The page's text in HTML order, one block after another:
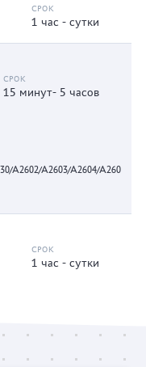
1 час - сутки
15 минут- 5 часов
A2602/A2603/A2604/A260
1 час - сутки